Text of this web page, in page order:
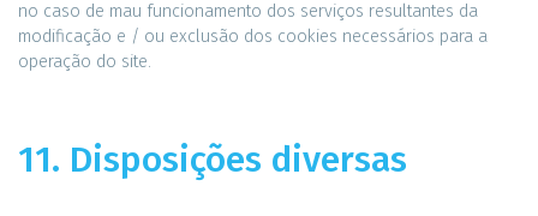
no caso de mau funcionamento dos serviços resultantes da
modificação e / ou exclusão dos cookies necessários para a
operação do site.
11. Disposições diversas